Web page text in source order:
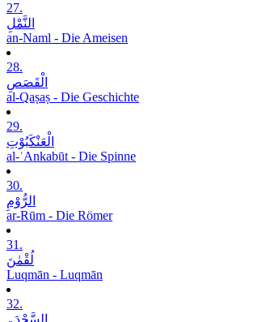
27.
النَّمْلِ
an-Naml - Die Ameisen
28.
الْقَصَصِ
al-Qaṣaṣ - Die Geschichte
29.
الْعَنْکَبُوْتِ
al-ʿAnkabūt - Die Spinne
30.
الرُّوْمِ
ar-Rūm - Die Römer
31.
لُقْمٰنَ
Luqmān - Luqmān
32.